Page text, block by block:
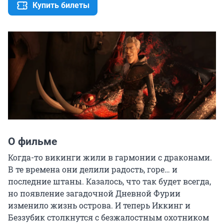
Купить билеты
О фильме
Когда-то викинги жили в гармонии с драконами.
В те времена они делили радость, горе… и
последние штаны. Казалось, что так будет всегда,
но появление загадочной Дневной Фурии
изменило жизнь острова. И теперь Иккинг и
Беззубик столкнутся с безжалостным охотником